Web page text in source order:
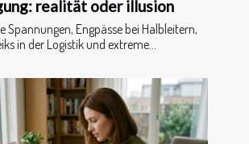
realität oder illusion
Spannungen, Engpässe bei Halbleitern,
in der Logistik und extreme...